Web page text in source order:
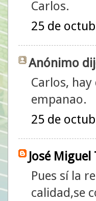
Carlos.
25 de
Anónimo
Carlos,
empanao.
25 de
José Miguel
Pues sí la
calidad,se